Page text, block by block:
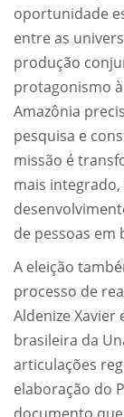
oportunidade
entre as
produção
protagonismo
Amazônia
pesquisa e
missão é
mais
de pessoas em
A eleição
processo de
Aldenize Xavier
brasileira da
articulações
elaboração do